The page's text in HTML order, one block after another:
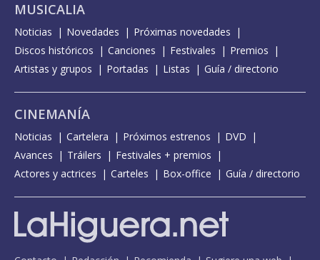
MUSICALIA
Noticias Novedades
Próximas novedades
Discos históricos
Canciones Festivales
Premios
Artistas y grupos
Portadas Listas Guía / directorio
CINEMANÍA
Noticias Cartelera Próximos estrenos
DVD
Avances
Tráilers
Festivales + premios
Actores y actrices
Carteles Box-office Guía / directorio